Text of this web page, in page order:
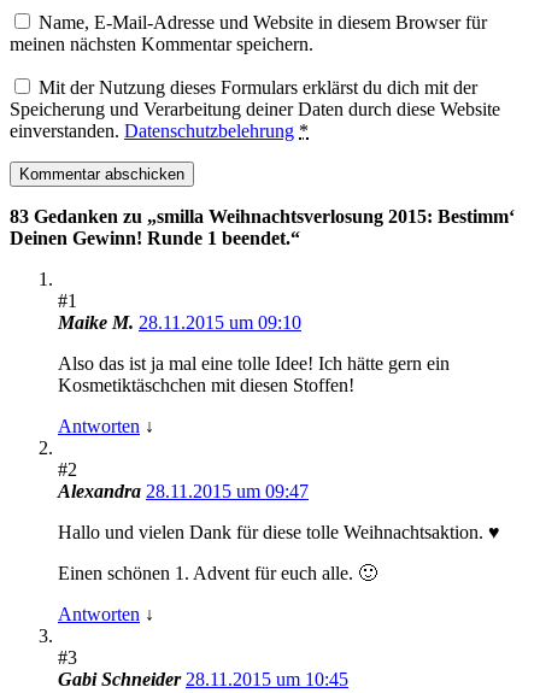
Name, E-Mail-Adresse und Website in diesem Browser für
meinen nächsten Kommentar speichern.
Mit der Nutzung dieses Formulars erklärst du dich mit der
Speicherung und Verarbeitung deiner Daten durch diese Website
einverstanden. Datenschutzbelehrung *
83 Gedanken zu „smilla Weihnachtsverlosung 2015: Bestimm‘
Deinen Gewinn! Runde 1 beendet.“
#1
Maike M. 28.11.2015 um 09:10
Also das ist ja mal eine tolle Idee! Ich hätte gern ein
Kosmetiktäschchen mit diesen Stoffen!
Antworten ↓
#2
Alexandra 28.11.2015 um 09:47
Hallo und vielen Dank für diese tolle Weihnachtsaktion. ♥
Einen schönen 1. Advent für euch alle. 🙂
Antworten ↓
#3
Gabi Schneider 28.11.2015 um 10:45